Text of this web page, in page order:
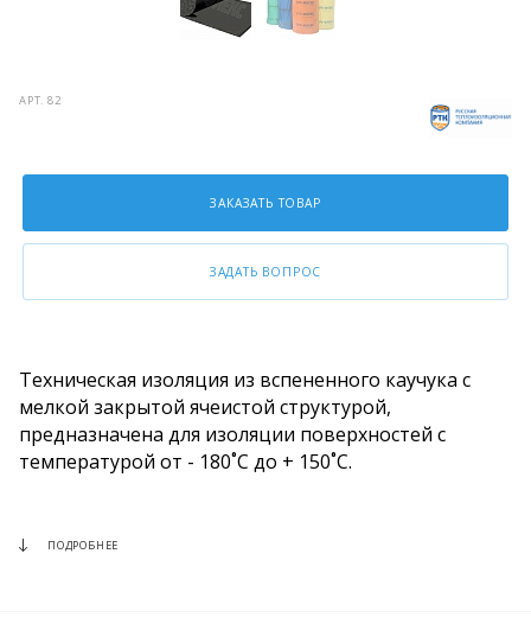
АРТ.82
ЗАКАЗАТЬ ТОВАР
ЗАДАТЬ ВОПРОС
Техническая изоляция из вспененного каучука с
мелкой закрытой ячеистой структурой,
предназначена для изоляции поверхностей с
температурой от - 180˚С до + 150˚С.
ПОДРОБНЕЕ